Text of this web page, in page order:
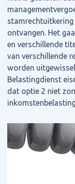
stamrechtuitkering
ontvangen. Het
en verschillende
van verschillende
worden
Belastingdienst
dat optie 2 niet